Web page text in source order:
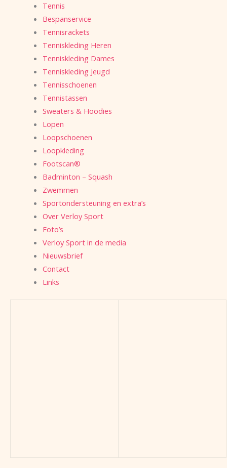
Tennis
Bespanservice
Tennisrackets
Tenniskleding Heren
Tenniskleding Dames
Tenniskleding Jeugd
Tennisschoenen
Tennistassen
Sweaters & Hoodies
Lopen
Loopschoenen
Loopkleding
Footscan®
Badminton – Squash
Zwemmen
Sportondersteuning en extra’s
Over Verloy Sport
Foto’s
Verloy Sport in de media
Nieuwsbrief
Contact
Links